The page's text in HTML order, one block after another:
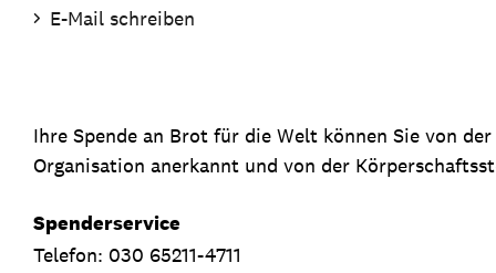
E-Mail schreiben
Ihre Spende an Brot für die Welt können Sie von
Organisation anerkannt und von der
Spenderservice
Telefon: 030 65211-4711